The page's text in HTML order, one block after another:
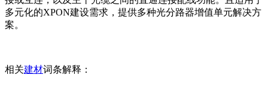
多元化的XPON建设需求，提供多种光分路器增值单元解决方
案。
相关建材词条解释：